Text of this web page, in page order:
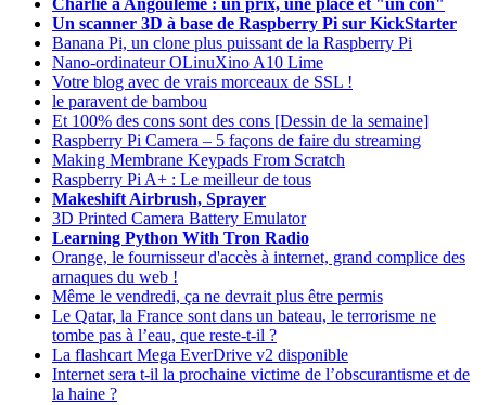
Charlie à Angoulême : un prix, une place et "un con"
Un scanner 3D à base de Raspberry Pi sur KickStarter
Banana Pi, un clone plus puissant de la Raspberry Pi
Nano-ordinateur OLinuXino A10 Lime
Votre blog avec de vrais morceaux de SSL !
le paravent de bambou
Et 100% des cons sont des cons [Dessin de la semaine]
Raspberry Pi Camera – 5 façons de faire du streaming
Making Membrane Keypads From Scratch
Raspberry Pi A+ : Le meilleur de tous
Makeshift Airbrush, Sprayer
3D Printed Camera Battery Emulator
Learning Python With Tron Radio
Orange, le fournisseur d'accès à internet, grand complice des
arnaques du web !
Même le vendredi, ça ne devrait plus être permis
Le Qatar, la France sont dans un bateau, le terrorisme ne
tombe pas à l’eau, que reste-t-il ?
La flashcart Mega EverDrive v2 disponible
Internet sera t-il la prochaine victime de l’obscurantisme et de
la haine ?